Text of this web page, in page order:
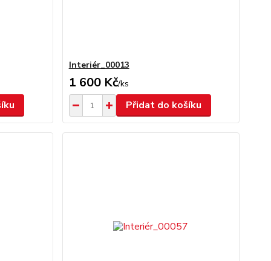
Interiér_00013
1 600 Kč/ks
Přidat do košíku